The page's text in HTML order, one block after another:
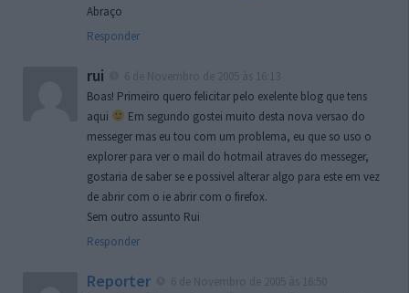
Abraço
Responder
rui
Boas! Primeiro quero felicitar pelo exelente blog que tens
aqui
Em segundo gostei muito desta nova versao do
messeger mas eu tou com um problema, eu que so uso o
explorer para ver o mail do hotmail atraves do messeger,
gostaria de saber se e possivel alterar algo para este em vez
de abrir com o ie abrir com o firefox.
Sem outro assunto Rui
Responder
Reporter